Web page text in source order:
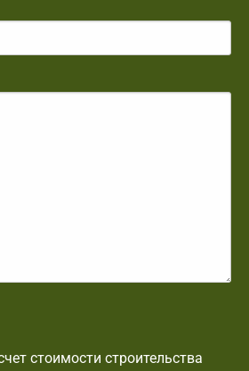
стоимости строительства